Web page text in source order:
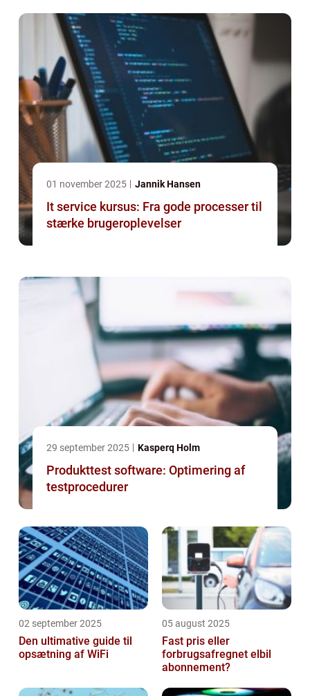
01 november 2025 Jannik Hansen
It service kursus: Fra gode processer til
stærke brugeroplevelser
29 september 2025 Kasperq Holm
Produkttest software: Optimering af
testprocedurer
02 september 2025
Den ultimative guide til
opsætning af WiFi
05 august 2025
Fast pris eller
forbrugsafregnet elbil
abonnement?